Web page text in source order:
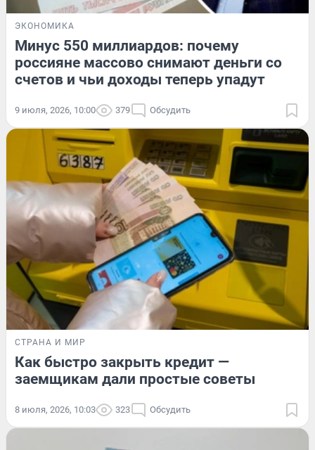
ЭКОНОМИКА
Минус 550 миллиардов: почему
россияне массово снимают деньги со
счетов и чьи доходы теперь упадут
9 июля, 2026, 10:00 379 Обсудить
СТРАНА И МИР
Как быстро закрыть кредит —
заемщикам дали простые советы
8 июля, 2026, 10:03 323 Обсудить